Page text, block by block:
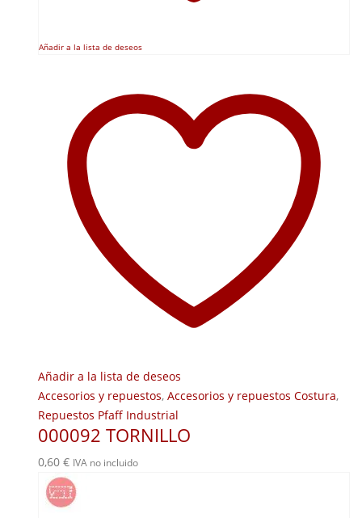
Añadir a la lista de deseos
Añadir a la lista de deseos
Accesorios y repuestos, Accesorios y repuestos Costura,
Repuestos Pfaff Industrial
000092 TORNILLO
0,60 € IVA no incluido